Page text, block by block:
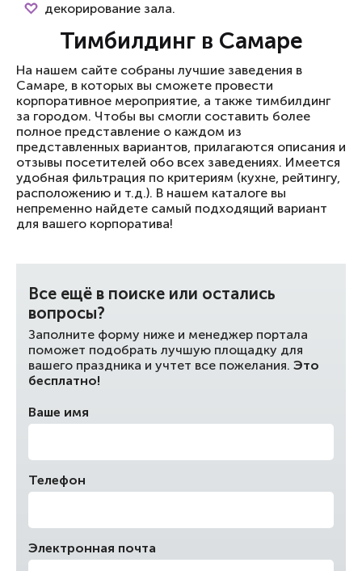
декорирование зала.
Тимбилдинг в Самаре
На нашем сайте собраны лучшие заведения в
Самаре, в которых вы сможете провести
корпоративное мероприятие, а также тимбилдинг
за городом. Чтобы вы смогли составить более
полное представление о каждом из
представленных вариантов, прилагаются описания и
отзывы посетителей обо всех заведениях. Имеется
удобная фильтрация по критериям (кухне, рейтингу,
расположению и т.д.). В нашем каталоге вы
непременно найдете самый подходящий вариант
для вашего корпоратива!
Все ещё в поиске или остались
вопросы?
Заполните форму ниже и менеджер портала
поможет подобрать лучшую площадку для
вашего праздника и учтет все пожелания. Это
бесплатно!
Ваше имя
Телефон
Электронная почта